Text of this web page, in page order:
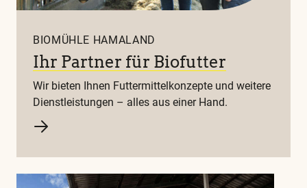
BIOMÜHLE HAMALAND
Ihr Partner für Biofutter
Wir bieten Ihnen Futtermittelkonzepte und weitere
Dienstleistungen – alles aus einer Hand.